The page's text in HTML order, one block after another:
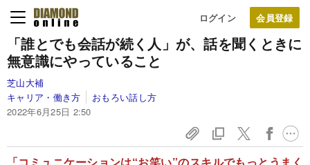
ログイン
「誰とでも会話が続く人」が、話を聞くときに
無意識にやっていること
芝山大補
キャリア・働き方
おもろい話し方
2022年6月25日 2:50